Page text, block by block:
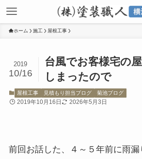
ホーム 施工 屋根工事
台風でお客様宅の
しまったので
2019
10/16
屋根工事 見積もり担当ブログ 菊池ブログ
2019年10月16日 2026年5月3日
前回お話した、４～５年前に雨漏